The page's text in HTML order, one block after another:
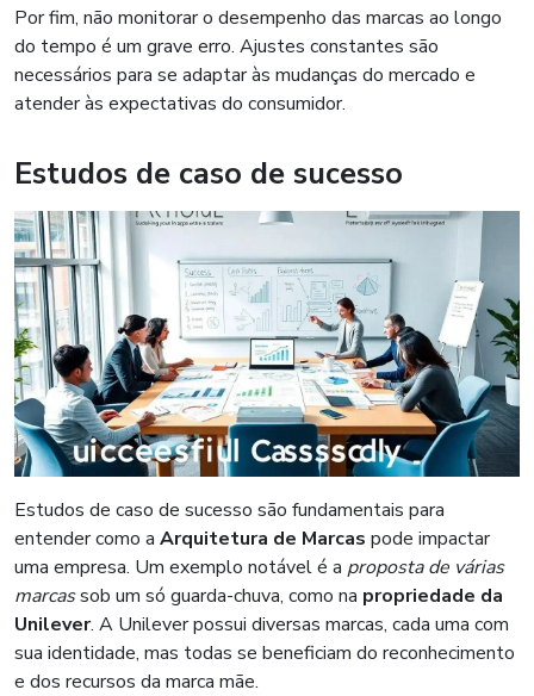
Por fim, não monitorar o desempenho das marcas ao longo
do tempo é um grave erro. Ajustes constantes são
necessários para se adaptar às mudanças do mercado e
atender às expectativas do consumidor.
Estudos de caso de sucesso
Estudos de caso de sucesso são fundamentais para
entender como a Arquitetura de Marcas pode impactar
uma empresa. Um exemplo notável é a proposta de várias
marcassob um só guarda-chuva, como na propriedade da
Unilever. A Unilever possui diversas marcas, cada uma com
sua identidade, mas todas se beneficiam do reconhecimento
e dos recursos da marca mãe.